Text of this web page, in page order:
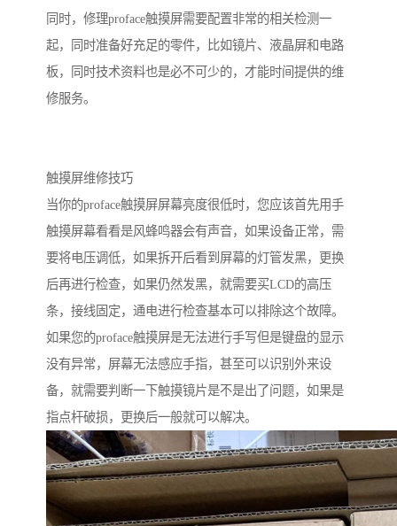
同时，修理proface触摸屏需要配置非常的相关检测一
起，同时准备好充足的零件，比如镜片、液晶屏和电路
板，同时技术资料也是必不可少的，才能时间提供的维
修服务。
触摸屏维修技巧
当你的proface触摸屏屏幕亮度很低时，您应该首先用手
触摸屏幕看看是风蜂鸣器会有声音，如果设备正常，需
要将电压调低，如果拆开后看到屏幕的灯管发黑，更换
后再进行检查，如果仍然发黑，就需要买LCD的高压
条，接线固定，通电进行检查基本可以排除这个故障。
如果您的proface触摸屏是无法进行手写但是键盘的显示
没有异常，屏幕无法感应手指，甚至可以识别外来设
备，就需要判断一下触摸镜片是不是出了问题，如果是
指点杆破损，更换后一般就可以解决。